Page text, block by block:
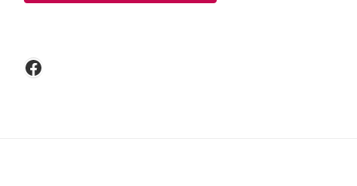
Facebook